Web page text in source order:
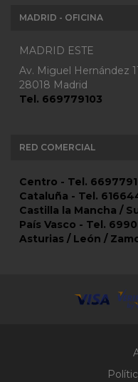
MADRID - OFICINA
MADRID ESTE
Av. Miguel Hernández
28018 Madrid
Tel. 669779103
RED COMERCIAL
Centro - Tel.
Cataluña - Tel.
Castilla la Mancha /
País Vasco - Tel.
Asturias / León /